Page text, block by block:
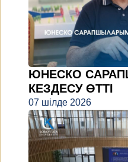
ЮНЕСКО
КЕЗДЕСУ ӨТТІ
07 шілде 2026